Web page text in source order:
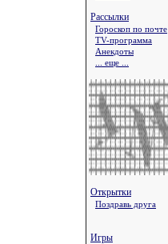
Рассылки
Гороскоп по почте
TV-программа
Анекдоты
... еще ...
Открытки
Поздравь друга
Игры